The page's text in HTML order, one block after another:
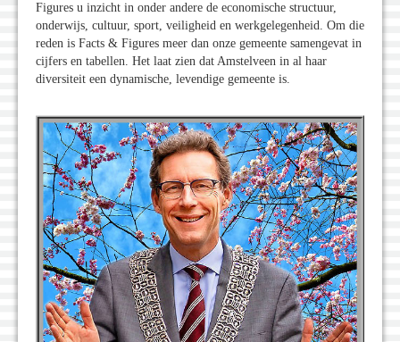
Figures u inzicht in onder andere de economische structuur,
onderwijs, cultuur, sport, veiligheid en werkgelegenheid. Om die
reden is Facts & Figures meer dan onze gemeente samengevat in
cijfers en tabellen. Het laat zien dat Amstelveen in al haar
diversiteit een dynamische, levendige gemeente is.